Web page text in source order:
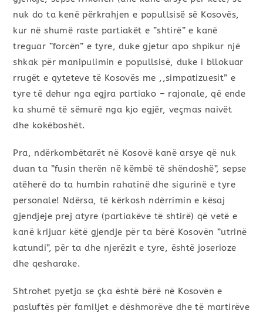
nuk do ta kenë përkrahjen e popullsisë së Kosovës,
kur në shumë raste partiakët e ”shtirë” e kanë
treguar ”forcën” e tyre, duke gjetur apo shpikur një
shkak për manipulimin e popullsisë, duke i bllokuar
rrugët e qyteteve të Kosovës me ,,simpatizuesit” e
tyre të dehur nga egjra partiako – rajonale, që ende
ka shumë të sëmurë nga kjo egjër, veçmas naivët
dhe kokëboshët.
Pra, ndërkombëtarët në Kosovë kanë arsye që nuk
duan ta ”fusin therën në këmbë të shëndoshë”, sepse
atëherë do ta humbin rahatinë dhe sigurinë e tyre
personale! Ndërsa, të kërkosh ndërrimin e kësaj
gjendjeje prej atyre (partiakëve të shtirë) që vetë e
kanë krijuar këtë gjendje për ta bërë Kosovën ”utrinë
katundi”, për ta dhe njerëzit e tyre, është joserioze
dhe qesharake.
Shtrohet pyetja se çka është bërë në Kosovën e
pasluftës për familjet e dëshmorëve dhe të martirëve